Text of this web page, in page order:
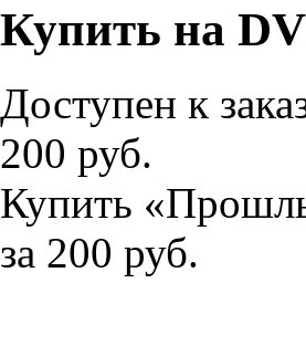
Купить на
Доступен к
200 руб.
Купить
за 200 руб.